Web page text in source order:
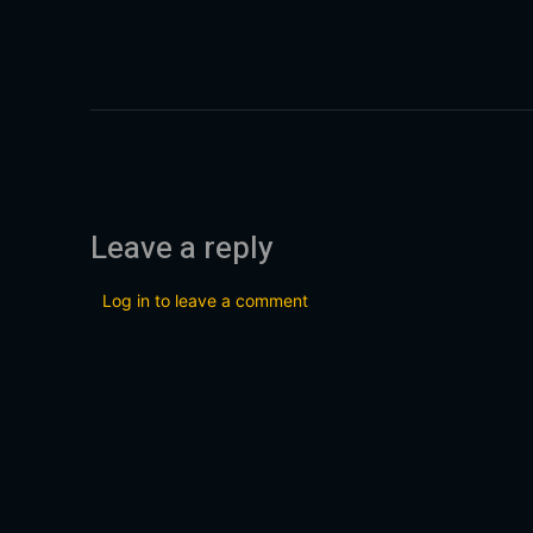
Leave a reply
Log in to leave a comment